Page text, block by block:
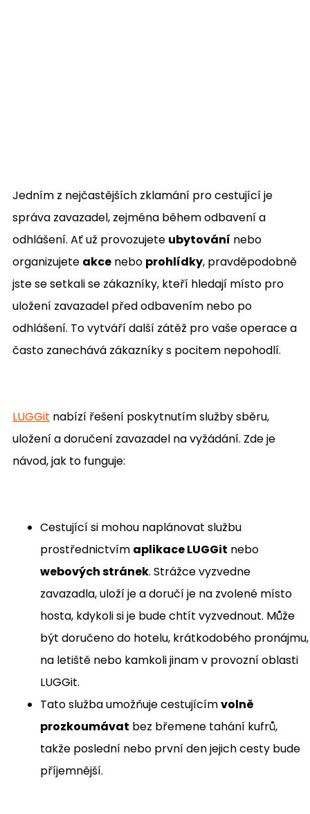
Jedním z nejčastějších zklamání pro cestující je
správa zavazadel, zejména během odbavení a
odhlášení. Ať už provozujete ubytování nebo
organizujete akce nebo prohlídky, pravděpodobně
jste se setkali se zákazníky, kteří hledají místo pro
uložení zavazadel před odbavením nebo po
odhlášení. To vytváří další zátěž pro vaše operace a
často zanechává zákazníky s pocitem nepohodlí.
LUGGit nabízí řešení poskytnutím služby sběru,
uložení a doručení zavazadel na vyžádání. Zde je
návod, jak to funguje:
Cestující si mohou naplánovat službu
prostřednictvím aplikace LUGGit nebo
webových stránek. Strážce vyzvedne
zavazadla, uloží je a doručí je na zvolené místo
hosta, kdykoli si je bude chtít vyzvednout. Může
být doručeno do hotelu, krátkodobého pronájmu,
na letiště nebo kamkoli jinam v provozní oblasti
LUGGit.
Tato služba umožňuje cestujícímvolně
prozkoumávat bez břemene tahání kufrů,
takže poslední nebo první den jejich cesty bude
příjemnější.